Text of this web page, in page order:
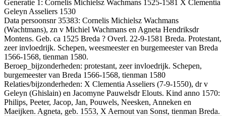
Generatie 1: Cornelis Michielsz Wachmans 1525-1581 X Clementia
Geleyn Asseliers 1530
Data persoonsnr 35383: Cornelis Michielsz Wachmans
(Wachtmans), zn v Michiel Wachmans en Agneta Hendriksdr
Montens. Geb. ca 1525 Breda ? Overl. 22-9-1581 Breda. Protestant,
zeer invloedrijk. Schepen, weesmeester en burgemeester van Breda
1566-1568, tienman 1580.
Beroep_bijzonderheden: protestant, zeer invloedrijk. Schepen,
burgemeester van Breda 1566-1568, tienman 1580
Relaties/bijzonderheden: X Clementia Asseliers (7-9-1550), dr v
Geleyn (Ghislain) en Jacomyne Pauwelsdr Elouts. Kind anno 1570:
Philips, Peeter, Jacop, Jan, Pouwels, Neesken, Anneken en
Maeijken. Agneta, geb. 1553, X Aernout van Sonst, tienman Breda.